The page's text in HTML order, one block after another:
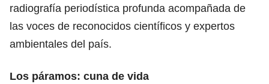
radiografía periodística profunda acompañada de
las voces de reconocidos científicos y expertos
ambientales del país.
Los páramos: cuna de vida